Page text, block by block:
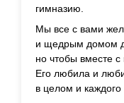
гимназию.
Мы все с вами
и щедрым домом
но чтобы вместе
Его любила и
в целом и каждого